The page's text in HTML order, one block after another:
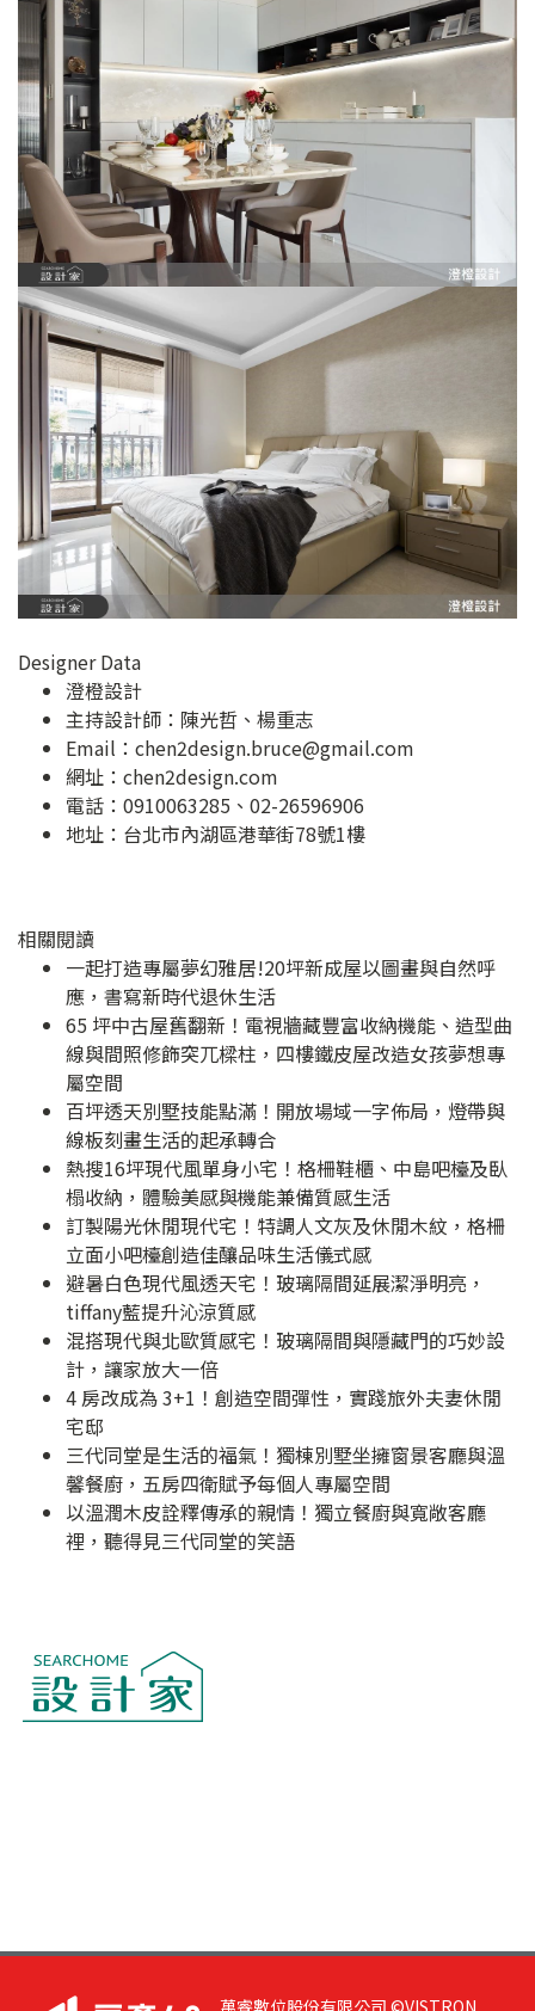
Designer Data
澄橙設計
主持設計師：陳光哲、楊重志
Email： chen2design.bruce@gmail.com
網址： chen2design.com
電話：0910063285、02-26596906
地址： 台北市內湖區港華街78號1樓
相關閱讀
一起打造專屬夢幻雅居!20坪新成屋以圖畫與自然呼
應，書寫新時代退休生活
65 坪中古屋舊翻新！電視牆藏豐富收納機能、造型曲
線與間照修飾突兀樑柱，四樓鐵皮屋改造女孩夢想專
屬空間
百坪透天別墅技能點滿！開放場域一字佈局，燈帶與
線板刻畫生活的起承轉合
熱搜16坪現代風單身小宅！格柵鞋櫃、中島吧檯及臥
榻收納，體驗美感與機能兼備質感生活
訂製陽光休閒現代宅！特調人文灰及休閒木紋，格柵
立面小吧檯創造佳釀品味生活儀式感
避暑白色現代風透天宅！玻璃隔間延展潔淨明亮，
tiffany藍提升沁涼質感
混搭現代與北歐質感宅！玻璃隔間與隱藏門的巧妙設
計，讓家放大一倍
4 房改成為 3+1！創造空間彈性，實踐旅外夫妻休閒
宅邸
三代同堂是生活的福氣！獨棟別墅坐擁窗景客廳與溫
馨餐廚，五房四衛賦予每個人專屬空間
以溫潤木皮詮釋傳承的親情！獨立餐廚與寬敞客廳
裡，聽得見三代同堂的笑語